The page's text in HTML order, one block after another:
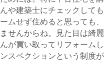
や建築士にチェックしても
ムせず住めると思っても、
せんからね。
見た目は綺麗
が買い取ってリフォームし
スペクションという制度が